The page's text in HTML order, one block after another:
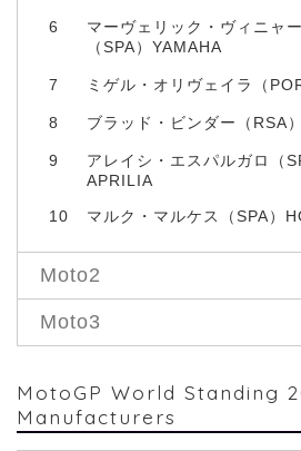
6
マーヴェリック・ヴィニャ
（SPA）YAMAHA
7 ミゲル・オリヴェイラ（
8 ブラッド・ビンダー（RSA
9
アレイシ・エスパルガロ（
APRILIA
10 マルク・マルケス（SPA）
Moto2
Moto3
MotoGP World Standing
Manufacturers